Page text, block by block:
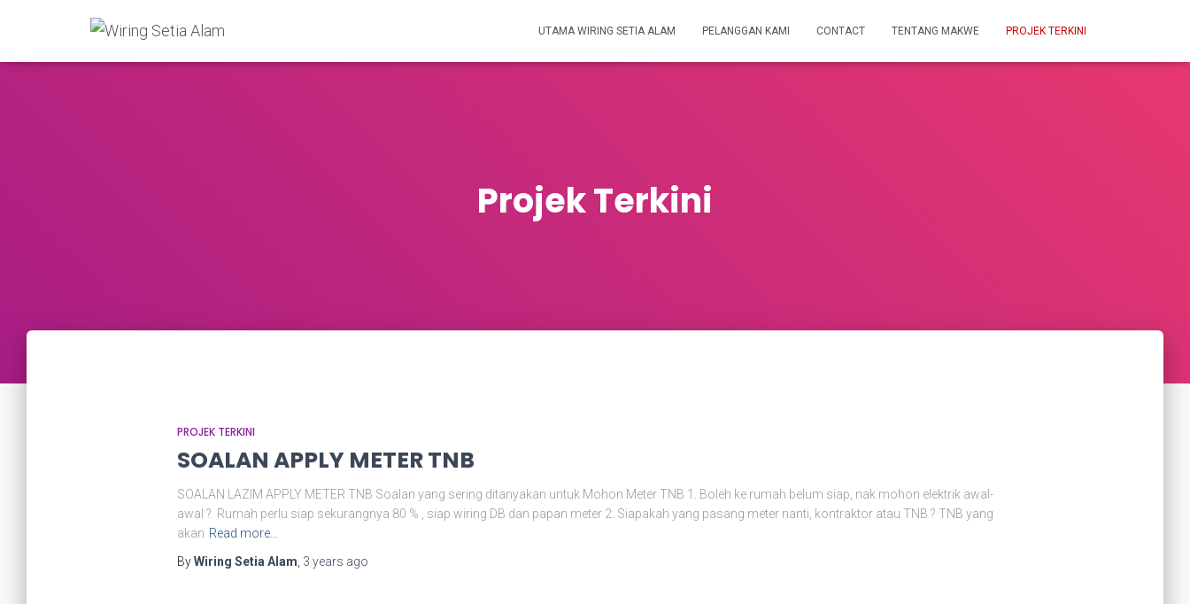
UTAMA WIRING SETIA ALAM PELANGGAN KAMI CONTACT TENTANG MAKWE PROJEK TERKINI
Projek Terkini
PROJEK TERKINI
SOALAN APPLY METER TNB
SOALAN LAZIM APPLY METER TNB Soalan yang sering ditanyakan untuk Mohon Meter TNB 1. Boleh ke rumah belum siap, nak mohon elektrik awal-
awal ? Rumah perlu siap sekurangnya 80 % , siap wiring DB dan papan meter 2. Siapakah yang pasang meter nanti, kontraktor atau TNB ? TNB yang
akan Read more…
ByWiring Setia Alam 3 years ago